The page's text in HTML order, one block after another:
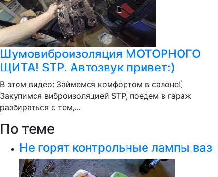
Шумовиброизоляция МОТОРНОГО
ЩИТА! STP. Автозвук привет:)
В этом видео: Займемся комфортом в салоне!)
Закупимся виброизоляцией STP, поедем в гараж
разбираться с тем,...
По теме
Не горят контрольные лампы ваз